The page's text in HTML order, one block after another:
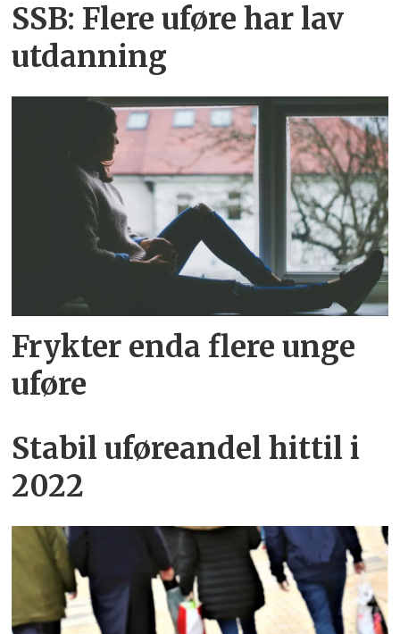
SSB: Flere uføre har lav
utdanning
Frykter enda flere unge
uføre
Stabil uføreandel hittil i
2022